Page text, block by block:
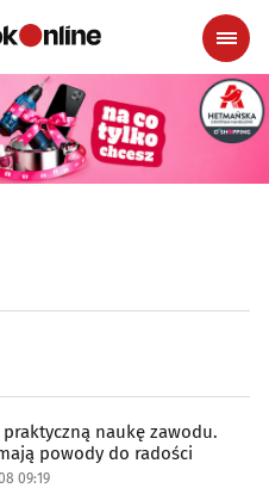
praktyczną naukę zawodu.
powody do radości
09:19